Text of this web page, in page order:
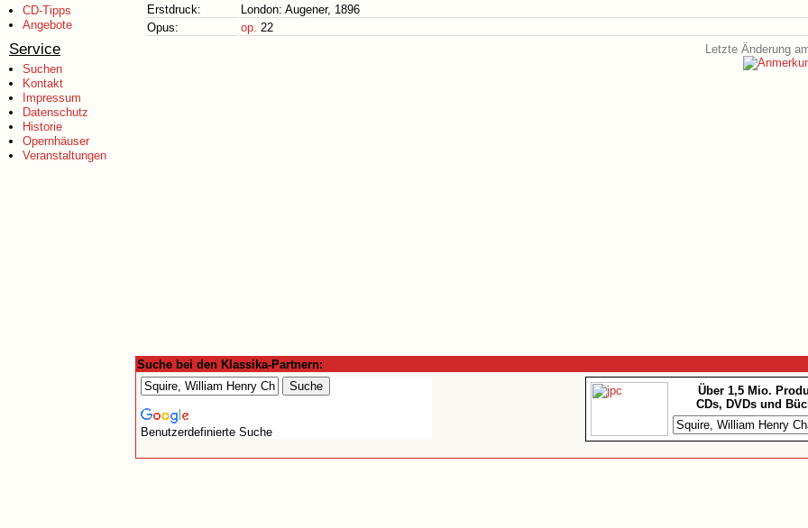
CD-Tipps
Angebote
Service
Suchen
Kontakt
Impressum
Datenschutz
Historie
Opernhäuser
Veranstaltungen
Erstdruck:
London: Augener, 1896
Opus:
op. 22
Letzte Änderung
Suche bei den Klassika-Partnern:
Benutzerdefinierte Suche
Über 1,5 Mio.
CDs, DVDs und